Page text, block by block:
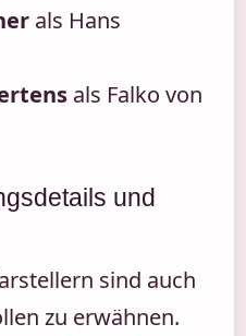
als Hans
als Falko von
und
sind auch
zu erwähnen.